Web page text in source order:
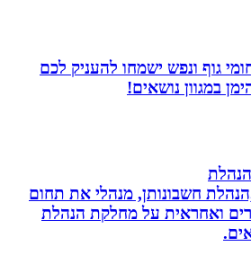
גוף ונפש ישמחו להעניק לכם
במגוון נושאים!
חשבונותן, מנהלי את תחום
ואחראית על מחלקת הנהלת